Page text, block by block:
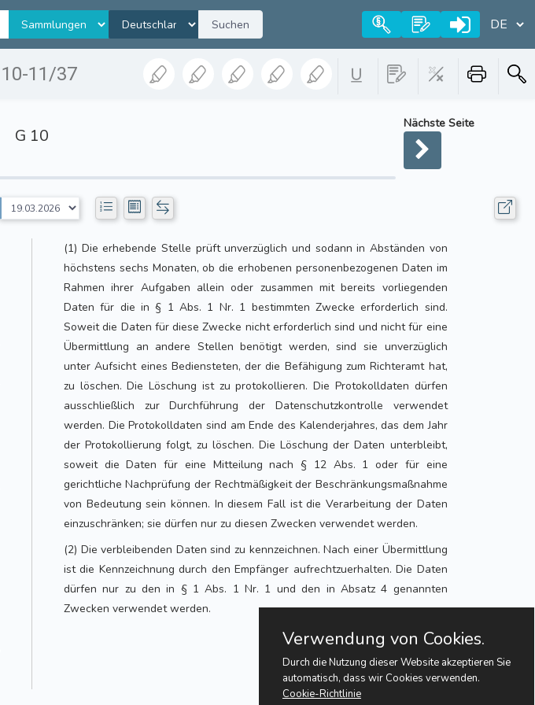
Suchen
10-11/37
G 10
Nächste Seite
(1) Die erhebende Stelle prüft unverzüglich und sodann in Abständen von
höchstens sechs Monaten, ob die erhobenen personenbezogenen Daten im
Rahmen ihrer Aufgaben allein oder zusammen mit bereits vorliegenden
Daten für die in § 1 Abs. 1 Nr. 1 bestimmten Zwecke erforderlich sind.
Soweit die Daten für diese Zwecke nicht erforderlich sind und nicht für eine
Übermittlung an andere Stellen benötigt werden, sind sie unverzüglich
unter Aufsicht eines Bediensteten, der die Befähigung zum Richteramt hat,
zu löschen. Die Löschung ist zu protokollieren. Die Protokolldaten dürfen
ausschließlich zur Durchführung der Datenschutzkontrolle verwendet
werden. Die Protokolldaten sind am Ende des Kalenderjahres, das dem Jahr
der Protokollierung folgt, zu löschen. Die Löschung der Daten unterbleibt,
soweit die Daten für eine Mitteilung nach § 12 Abs. 1 oder für eine
gerichtliche Nachprüfung der Rechtmäßigkeit der Beschränkungsmaßnahme
von Bedeutung sein können. In diesem Fall ist die Verarbeitung der Daten
einzuschränken; sie dürfen nur zu diesen Zwecken verwendet werden.
(2) Die verbleibenden Daten sind zu kennzeichnen. Nach einer Übermittlung
ist die Kennzeichnung durch den Empfänger aufrechtzuerhalten. Die Daten
dürfen nur zu den in § 1 Abs. 1 Nr. 1 und den in Absatz 4 genannten
Zwecken verwendet werden.
Verwendung von Cookies.
Durch die Nutzung dieser Website akzeptieren Sie
automatisch, dass wir Cookies verwenden.
Cookie-Richtlinie